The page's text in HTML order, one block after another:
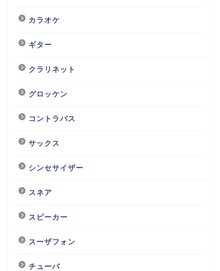
カラオケ
ギター
クラリネット
グロッケン
コントラバス
サックス
シンセサイザー
スネア
スピーカー
スーザフォン
チューバ